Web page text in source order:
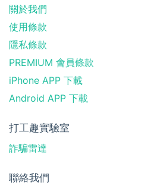
關於我們
使用條款
隱私條款
PREMIUM 會員條款
iPhone APP 下載
Android APP 下載
打工趣實驗室
詐騙雷達
聯絡我們